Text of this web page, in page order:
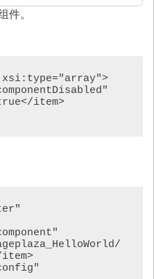
件。
xsi:type="array">
item>